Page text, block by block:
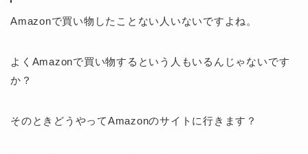
Amazonで買い物したことない人いないですよね。
よくAmazonで買い物するという人もいるんじゃないです
か？
そのときどうやってAmazonのサイトに行きます？